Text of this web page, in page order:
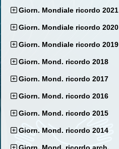
Giorn. Mondiale ricordo 2021
Giorn. Mondiale ricordo 2020
Giorn. Mondiale ricordo 2019
Giorn. Mond. ricordo 2018
Giorn. Mond. ricordo 2017
Giorn. Mond. ricordo 2016
Giorn. Mond. ricordo 2015
Giorn. Mond. ricordo 2014